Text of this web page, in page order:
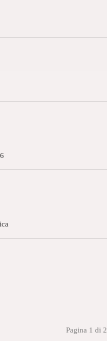
Pagina 1 di 2